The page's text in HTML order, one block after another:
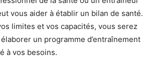
vous aider à établir un bilan de santé.
limites et vos capacités, vous serez
un programme d’entraînement
à vos besoins.